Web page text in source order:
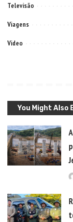
Televisão
Viagens
Video
You Might Also